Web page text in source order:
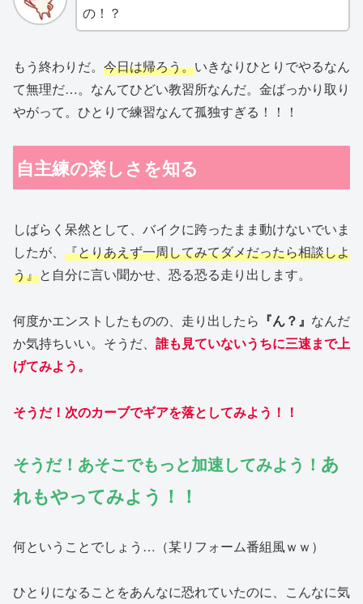
の！？
もう終わりだ。 今日は帰ろう。いきなりひとりでやるなん
て無理だ…。なんてひどい教習所なんだ。金ばっかり取り
やがって。ひとりで練習なんて孤独すぎる！！！
自主練の楽しさを知る
しばらく呆然として、バイクに跨ったまま動けないでいま
したが、 『とりあえず一周してみてダメだったら相談しよ
う』と自分に言い聞かせ、恐る恐る走り出します。
何度かエンストしたものの、走り出したら 『ん？』 なんだ
か気持ちいい。そうだ、 誰も見ていないうちに三速まで上
げてみよう。
そうだ！次のカーブでギアを落としてみよう！！
そうだ！あそこでもっと加速してみよう！ あ
れもやってみよう！！
何ということでしょう…（某リフォーム番組風ｗｗ）
ひとりになることをあんなに恐れていたのに、こんなに気